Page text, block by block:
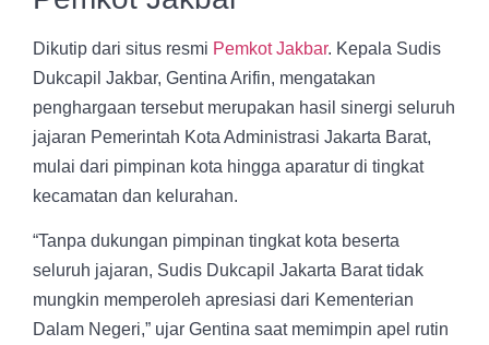
Dikutip dari situs resmi Pemkot Jakbar. Kepala Sudis
Dukcapil Jakbar, Gentina Arifin, mengatakan
penghargaan tersebut merupakan hasil sinergi seluruh
jajaran Pemerintah Kota Administrasi Jakarta Barat,
mulai dari pimpinan kota hingga aparatur di tingkat
kecamatan dan kelurahan.
“Tanpa dukungan pimpinan tingkat kota beserta
seluruh jajaran, Sudis Dukcapil Jakarta Barat tidak
mungkin memperoleh apresiasi dari Kementerian
Dalam Negeri,” ujar Gentina saat memimpin apel rutin